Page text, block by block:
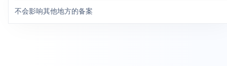
不会影响其他地方的备案